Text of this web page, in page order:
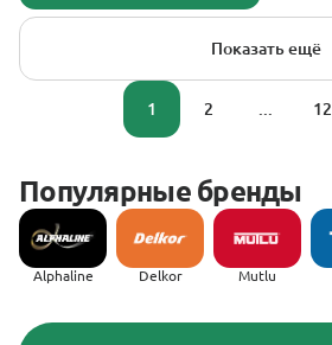
Показать ещё
1 2 12
Популярные бренды
Alphaline Delkor Mutlu